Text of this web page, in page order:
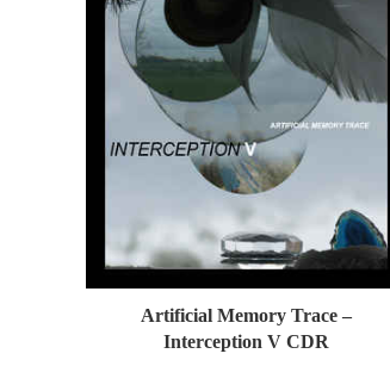
Artificial Memory Trace –
Interception V CDR